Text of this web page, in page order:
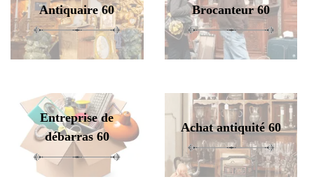
Antiquaire 60 Brocanteur 60
Entreprise de
débarras 60
Achat antiquité 60